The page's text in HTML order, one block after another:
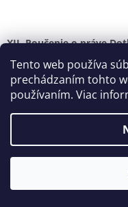
Tento web používa
prechádzaním tohto
používaním. Viac
XII. Poučenie o práve
mieste výkonu práce
domnieva, že
v rozpore s Nariadením,
akékoľvek iné správne